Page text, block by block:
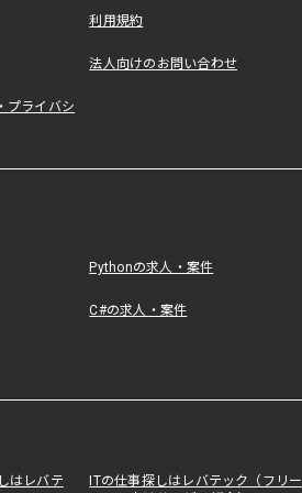
利用規約
法人向けのお問い合わせ
プライバシ
Pythonの求人・案件
C#の求人・案件
はレバテ
ITの仕事探しはレバテック（フリー